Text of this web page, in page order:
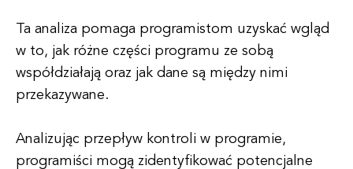
Ta analiza pomaga programistom uzyskać wgląd
w to, jak różne części programu ze sobą
współdziałają oraz jak dane są między nimi
przekazywane.
Analizując przepływ kontroli w programie,
programiści mogą zidentyfikować potencjalne